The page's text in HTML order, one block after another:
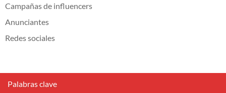
Campañas de influencers
Anunciantes
Redes sociales
Palabras clave